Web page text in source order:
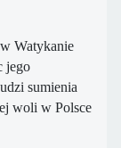
w Watykanie
jego
sumienia
woli w Polsce